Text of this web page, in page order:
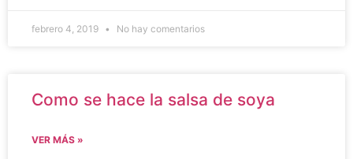
febrero 4, 2019 No hay comentarios
Como se hace la salsa de soya
VER MÁS »